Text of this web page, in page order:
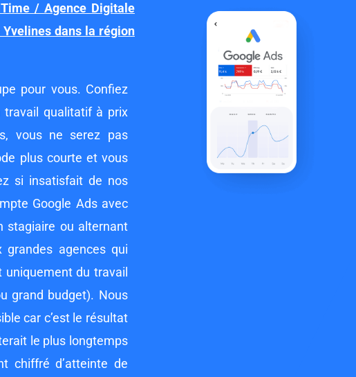
/ Agence Digitale
dans la région
pour vous. Confiez
travail qualitatif à prix
vous ne serez pas
plus courte et vous
si insatisfait de nos
Google Ads avec
stagiaire ou alternant
agences qui
du travail
grand budget). Nous
car c’est le résultat
le plus longtemps
chiffré d’atteinte de